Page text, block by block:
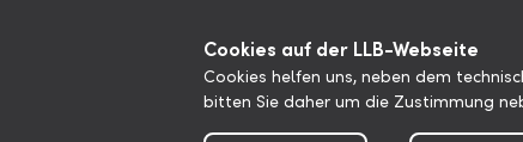
Cookies auf der LLB-Webseite
Cookies helfen uns, neben dem
bitten Sie daher um die Zustimmung